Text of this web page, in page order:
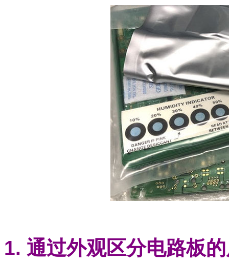
1. 通过外观区分电路板